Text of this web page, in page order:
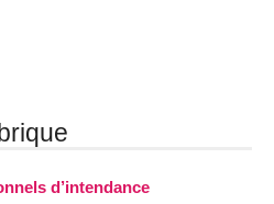
d’intendance